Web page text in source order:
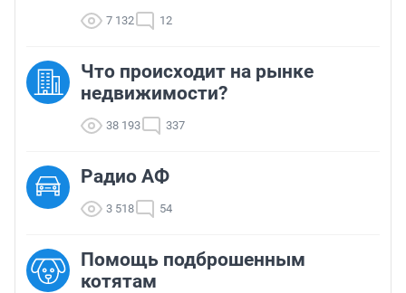
7 132 12
Что происходит на рынке
недвижимости?
38 193 337
Радио АФ
3 518 54
Помощь подброшенным
котятам